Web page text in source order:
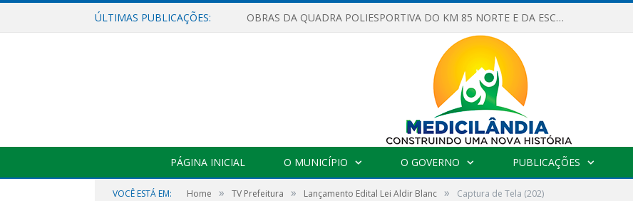
ÚLTIMAS PUBLICAÇÕES: OBRAS DA QUADRA POLIESPORTIVA DO KM 85 NORTE E DA ESCOLA GASPAR VIANA AVANÇAM
PÁGINA INICIAL O MUNICÍPIO O GOVERNO PUBLICAÇÕES
VOCÊ ESTÁ EM: Home » TV Prefeitura » Lançamento Edital Lei Aldir Blanc » Captura de Tela (202)